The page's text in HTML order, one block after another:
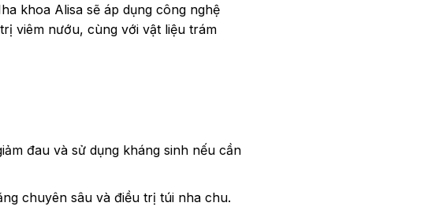
khoa Alisa sẽ áp dụng công nghệ
viêm nướu, cùng với vật liệu trám
đau và sử dụng kháng sinh nếu cần
chuyên sâu và điều trị túi nha chu.